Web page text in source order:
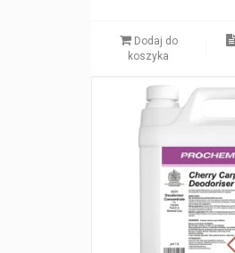
Dodaj do
koszyka